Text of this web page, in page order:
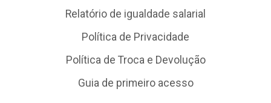
Relatório de igualdade salarial
Política de Privacidade
Política de Troca e Devolução
Guia de primeiro acesso